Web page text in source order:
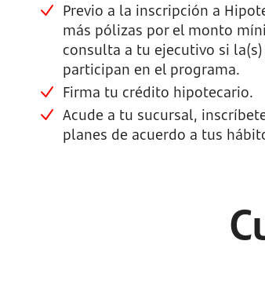
Previo a la inscripción a
más pólizas por el monto
consulta a tu ejecutivo si
participan en el programa.
Firma tu crédito hipotecario.
Acude a tu sucursal,
planes de acuerdo a tus